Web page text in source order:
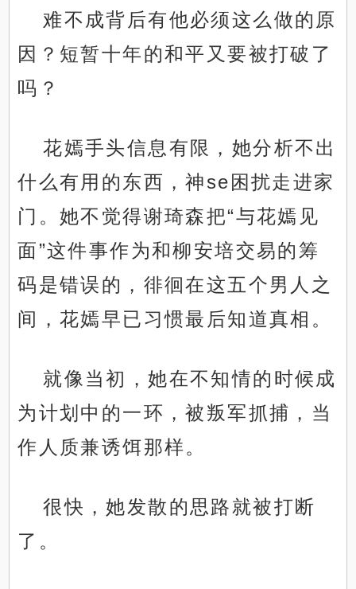
难不成背后有他必须这么做的原
因？短暂十年的和平又要被打破了
吗？
花嫣手头信息有限，她分析不出
什么有用的东西，神se困扰走进家
门。她不觉得谢琦森把“与花嫣见
面”这件事作为和柳安培交易的筹
码是错误的，徘徊在这五个男人之
间，花嫣早已习惯最后知道真相。
就像当初，她在不知情的时候成
为计划中的一环，被叛军抓捕，当
作人质兼诱饵那样。
很快，她发散的思路就被打断
了。